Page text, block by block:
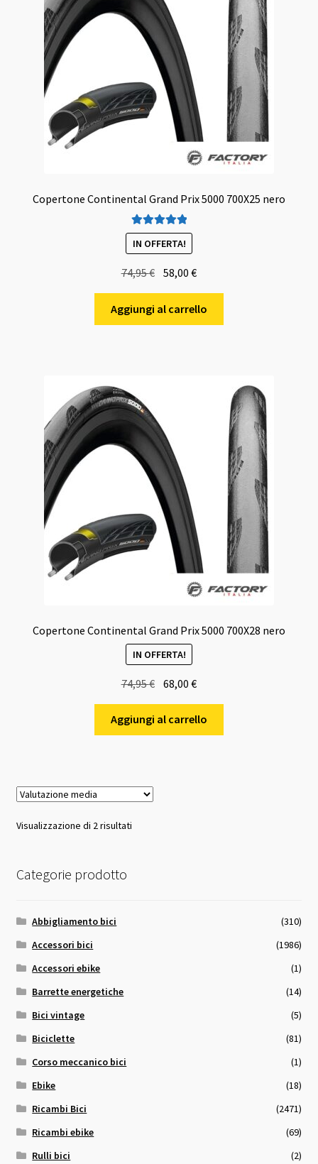
Copertone Continental Grand Prix 5000 700X25 nero
Valutato5.00
su 5
IN OFFERTA!
74,95€
prezzo
originale
era:
58,00€Il
prezzo
attuale
è:
Aggiungi al carrello
Copertone Continental Grand Prix 5000 700X28 nero
IN OFFERTA!
74,95€
originale
era:
68,00€Il
attuale
è:
Aggiungi al carrello
Visualizzazione di 2 risultatiValutazione
Categorie prodotto
Abbigliamento bici
(310)
Accessori bici
(1986)
Accessori ebike
(1)
Barrette energetiche
(14)
Bici vintage
(5)
Biciclette
(81)
Corso meccanico bici
(1)
Ebike
(18)
Ricambi Bici
(2471)
Ricambi ebike
(69)
Rulli bici
(2)